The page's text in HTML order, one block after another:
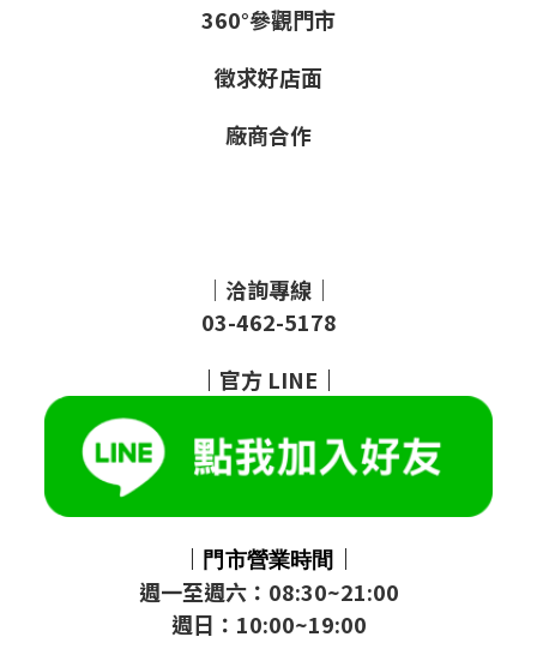
360°參觀門市
徵求好店面
廠商合作
｜洽詢專線｜
03-462-5178
｜ 官方 LINE ｜
｜ 門市營業時間 ｜
週一至週六：08:30~21:00
週日：10:00~19:00